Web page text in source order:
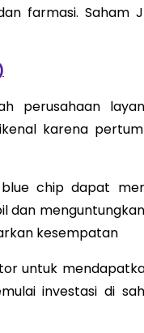
farmasi.
perusahaan
karena
chip dapat
dan
kesempatan
untuk
investasi di